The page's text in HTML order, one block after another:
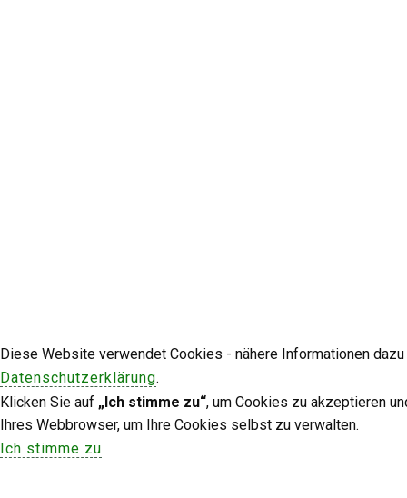
Diese Website verwendet Cookies - nähere Informationen
Datenschutzerklärung.
Klicken Sie auf „Ich stimme zu“, um Cookies zu akzeptieren
Ihres Webbrowser, um Ihre Cookies selbst zu verwalten.
Ich stimme zu